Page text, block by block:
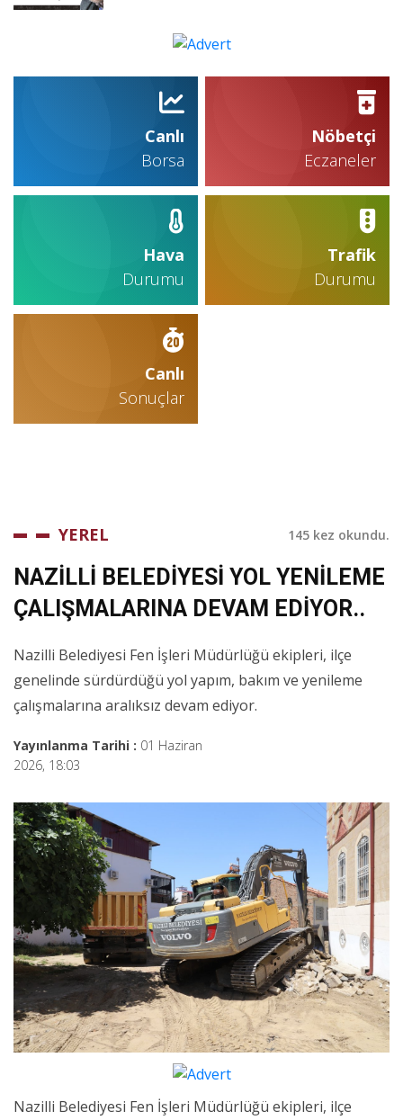
Canlı
Borsa
Nöbetçi
Eczaneler
Hava
Durumu
Trafik
Durumu
Canlı
Sonuçlar
YEREL 145 kez okundu.
NAZİLLİ BELEDİYESİ YOL YENİLEME
ÇALIŞMALARINA DEVAM EDİYOR..
Nazilli Belediyesi Fen İşleri Müdürlüğü ekipleri, ilçe
genelinde sürdürdüğü yol yapım, bakım ve yenileme
çalışmalarına aralıksız devam ediyor.
Yayınlanma Tarihi : 01 Haziran
2026, 18:03
Nazilli Belediyesi Fen İşleri Müdürlüğü ekipleri, ilçe